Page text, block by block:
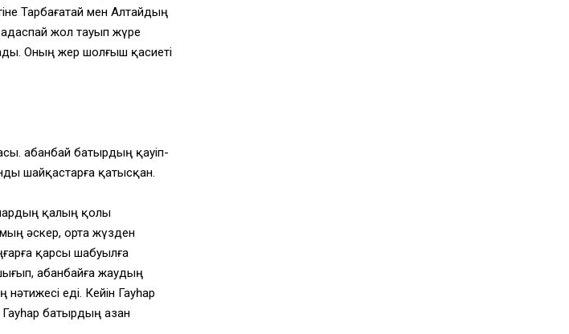
Тарбағатай мен Алтайдың
жол тауып жүре
Оның жер шолғыш қасиеті
Қабанбай батырдың қауіп-
шайқастарға қатысқан.
қалың қолы
әскер, орта жүзден
қарсы шабуылға
Қабанбайға жаудың
еді. Кейін Гауһар
Гауһар батырдың азан